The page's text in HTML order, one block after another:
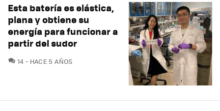
Esta batería es elástica,
plana y obtiene su
energía para funcionar a
partir del sudor
14 COMENTARIOS
HACE 5 AÑOS